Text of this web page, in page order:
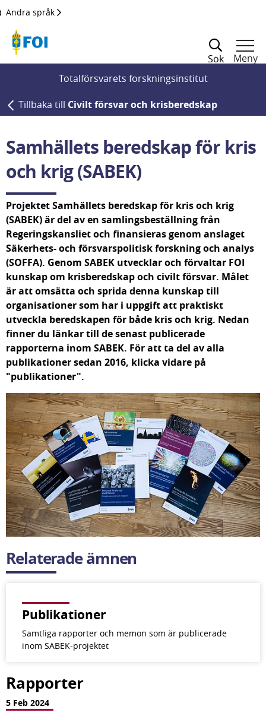
Till innehållet
Andra språk
Sök
Meny
Totalförsvarets forskningsinstitut
Tillbaka till Civilt försvar och krisberedskap
Samhällets beredskap för kris
och krig (SABEK)
Projektet Samhällets beredskap för kris och krig
(SABEK) är del av en samlingsbeställning från
Regeringskansliet och finansieras genom anslaget
Säkerhets- och försvarspolitisk forskning och analys
(SOFFA). Genom SABEK utvecklar och förvaltar FOI
kunskap om krisberedskap och civilt försvar. Målet
är att omsätta och sprida denna kunskap till
organisationer som har i uppgift att praktiskt
utveckla beredskapen för både kris och krig. Nedan
finner du länkar till de senast publicerade
rapporterna inom SABEK. För att ta del av alla
publikationer sedan 2016, klicka vidare på
"publikationer".
Relaterade ämnen
Publikationer
Samtliga rapporter och memon som är publicerade
inom SABEK-projektet
Rapporter
5 Feb 2024